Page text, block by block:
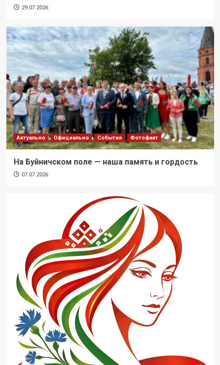
29.07.2026
Актуально Официально События Фотофакт
На Буйничском поле — наша память и гордость
07.07.2026